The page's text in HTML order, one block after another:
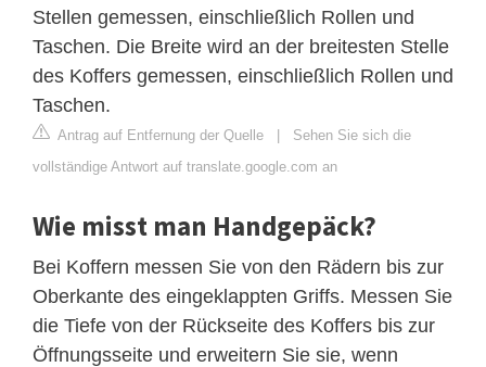
Stellen gemessen, einschließlich Rollen und
Taschen. Die Breite wird an der breitesten Stelle
des Koffers gemessen, einschließlich Rollen und
Taschen.
Antrag auf Entfernung der Quelle | Sehen Sie sich die
vollständige Antwort auf translate.google.com an
Wie misst man Handgepäck?
Bei Koffern messen Sie von den Rädern bis zur
Oberkante des eingeklappten Griffs. Messen Sie
die Tiefe von der Rückseite des Koffers bis zur
Öffnungsseite und erweitern Sie sie, wenn